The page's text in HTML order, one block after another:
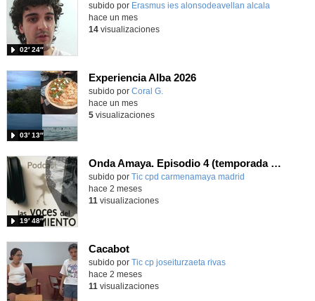
subido por Erasmus ies alonsodeavellan alcala
02′ 24″
hace un mes
14visualizaciones
Experiencia Alba 2026
subido por Coral G.
03′ 13″
hace un mes
5visualizaciones
Onda Amaya. Episodio 4 (temporada 2): "La Capitana"
Contenido educativo.
subido por Tic cpd carmenamaya madrid
19′ 48″
hace 2 meses
11 visualizaciones
Cacabot
Contenido educativo.
subido por Tic cp joseiturzaeta rivas-
hace 2 meses
11 visualizaciones